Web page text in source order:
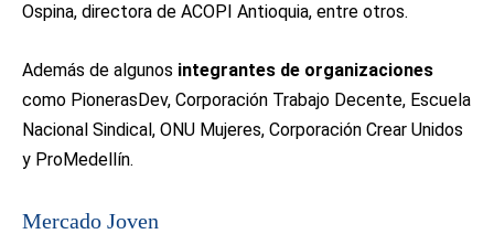
Ospina, directora de ACOPI Antioquia, entre otros.
Además de algunos integrantes de organizaciones
como PionerasDev, Corporación Trabajo Decente, Escuela
Nacional Sindical, ONU Mujeres, Corporación Crear Unidos
y ProMedellín.
Mercado Joven